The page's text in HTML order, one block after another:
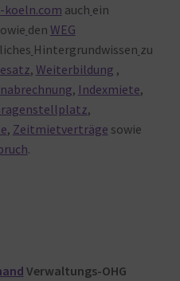
koeln.com auch ein
den WEG
Hintergrundwissen zu
, Weiterbildung ,
, Indexmiete,
,
, Zeitmietverträge sowie
.
Verwaltungs-OHG